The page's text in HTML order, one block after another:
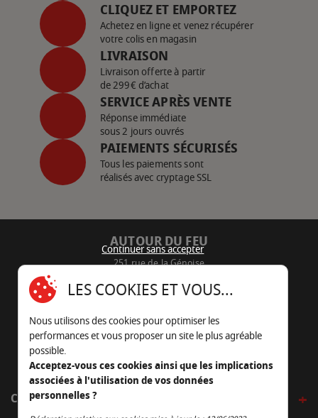
CLIQUEZ ET EMPORTEZ
Achetez en ligne et venez récupérer
votre colis en magasin
LIVRAISON
Livraison offerte à partir
de 299€ d’achat
SERVICE APRÈS VENTE
Réponse immédiate
sous 2 jours ouvrés
PAIEMENTS SÉCURISÉS
Tous les paiements sont
réalisés avec cryptage SSL
AUTOUR DU FEU
251 rue de la Génoise
05 45 22 98 09
Nous envoyer un e-mail
CÔTÉ OUTDOOR
Continuer sans accepter
LES COOKIES ET VOUS...
Nous utilisons des cookies pour optimiser les
performances et vous proposer un site le plus agréable
possible.
Acceptez-vous ces cookies ainsi que les implications
associées à l'utilisation de vos données
personnelles ?